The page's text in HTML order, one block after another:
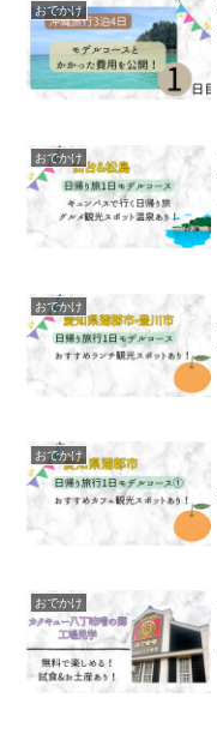
おでかけ
おでかけ
おでかけ
おでかけ
おでかけ